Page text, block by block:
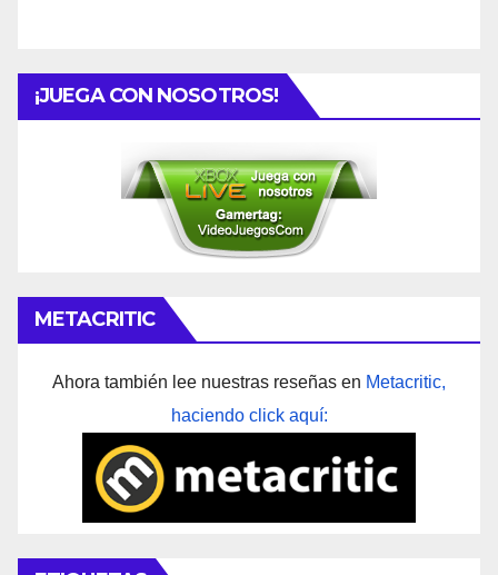
¡JUEGA CON NOSOTROS!
METACRITIC
Ahora también lee nuestras reseñas en Metacritic,
haciendo click aquí: